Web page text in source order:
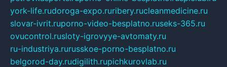
york-life.rudoroga-expo.ruribery.rucleanmedicine.ru
slovar-ivrit.ruporno-video-besplatno.ruseks-365.ru
ovucontrol.rusloty-igrovyye-avtomaty.ru
ru-industriya.rurusskoe-porno-besplatno.ru
belgorod-day.rudigilith.rupichkurovlab.ru